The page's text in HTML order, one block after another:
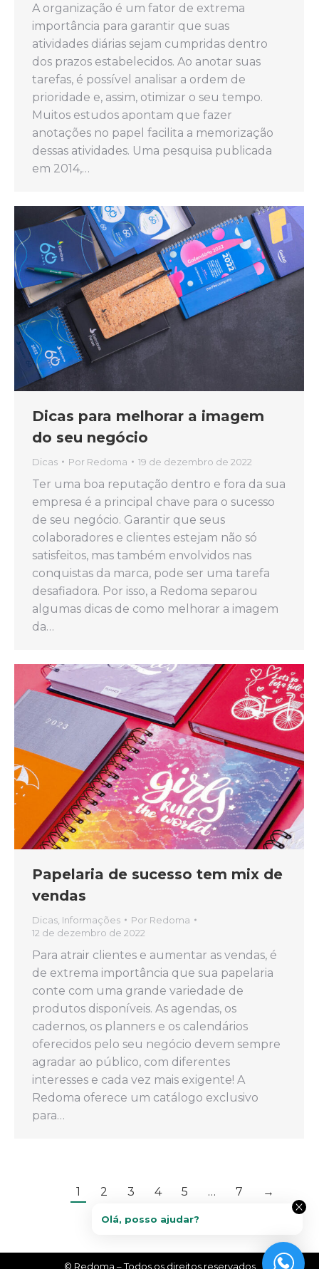
A organização é um fator de extrema
importância para garantir que suas
atividades diárias sejam cumpridas dentro
dos prazos estabelecidos. Ao anotar suas
tarefas, é possível analisar a ordem de
prioridade e, assim, otimizar o seu tempo.
Muitos estudos apontam que fazer
anotações no papel facilita a memorização
dessas atividades. Uma pesquisa publicada
em 2014,…
Dicas para melhorar a imagem
do seu negócio
Dicas Por Redoma 19 de dezembro de 2022
Ter uma boa reputação dentro e fora da sua
empresa é a principal chave para o sucesso
de seu negócio. Garantir que seus
colaboradores e clientes estejam não só
satisfeitos, mas também envolvidos nas
conquistas da marca, pode ser uma tarefa
desafiadora. Por isso, a Redoma separou
algumas dicas de como melhorar a imagem
da…
Papelaria de sucesso tem mix de
vendas
Dicas, Informações Por Redoma
12 de dezembro de 2022
Para atrair clientes e aumentar as vendas, é
de extrema importância que sua papelaria
conte com uma grande variedade de
produtos disponíveis. As agendas, os
cadernos, os planners e os calendários
oferecidos pelo seu negócio devem sempre
agradar ao público, com diferentes
interesses e cada vez mais exigente! A
Redoma oferece um catálogo exclusivo
para…
1 2 3 4 5 … 7 →
© Redoma – Todos os direitos reservados